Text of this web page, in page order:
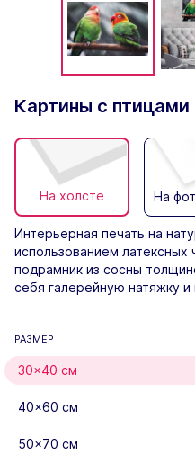
Картины с птицами
На холсте На
Интерьерная печать на
использованием
подрамник из сосны
себя галерейную натяжку
РАЗМЕР
30×40 см
40×60 см
50×70 см